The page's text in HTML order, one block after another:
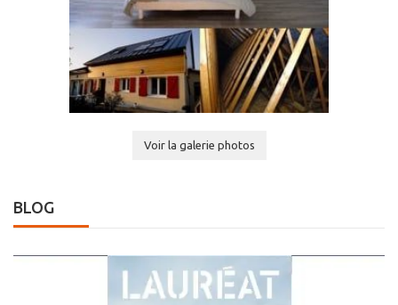
Voir la galerie photos
BLOG